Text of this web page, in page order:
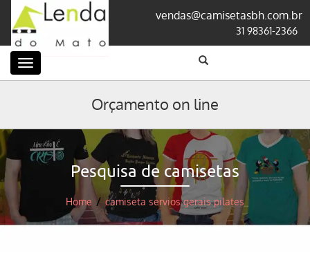
vendas@camisetasbh.com.br
31 98361-2366
Categorias
Orçamento on line
Pesquisa de camisetas
Home / camiseta servios gerais pilates